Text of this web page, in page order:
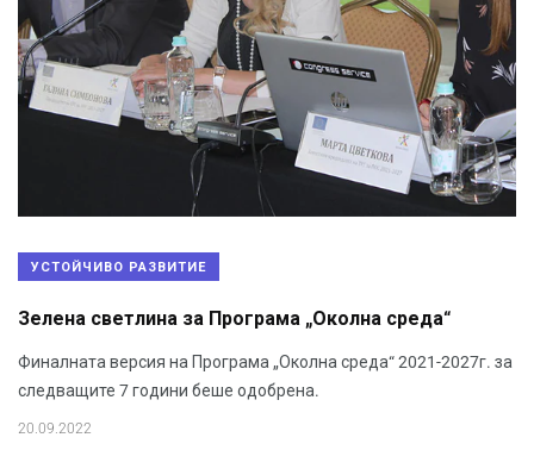
УСТОЙЧИВО РАЗВИТИЕ
Зелена светлина за Програма „Околна среда“
Финалната версия на Програма „Околна среда“ 2021-2027г. за
следващите 7 години беше одобрена.
20.09.2022